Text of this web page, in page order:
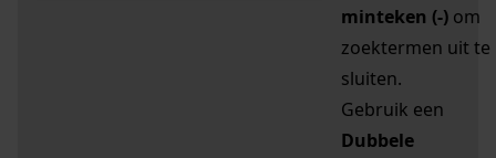
minteken (-) om
zoektermen uit te
sluiten.
Gebruik een
Dubbele